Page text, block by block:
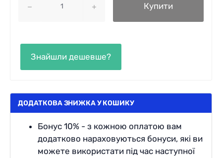
Купити
ДОДАТКОВА ЗНИЖКА У КОШИКУ
Бонус 10% - з кожною оплатою вам
додатково нараховуються бонуси, які ви
можете використати під час наступної